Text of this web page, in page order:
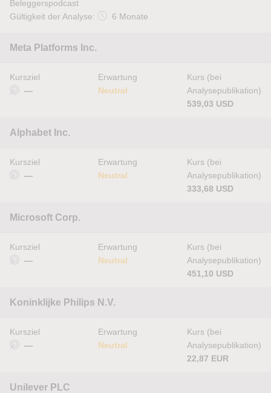
Beleggerspodcast
Gültigkeit der Analyse:
6 Monate
Meta Platforms Inc.
Kursziel
—
Erwartung
Neutral
Kurs (bei
Analysepublikation)
539,03 USD
Alphabet Inc.
Kursziel
—
Erwartung
Neutral
Kurs (bei
Analysepublikation)
333,68 USD
Microsoft Corp.
Kursziel
—
Erwartung
Neutral
Kurs (bei
Analysepublikation)
451,10 USD
Koninklijke Philips N.V.
Kursziel
—
Erwartung
Neutral
Kurs (bei
Analysepublikation)
22,87 EUR
Unilever PLC